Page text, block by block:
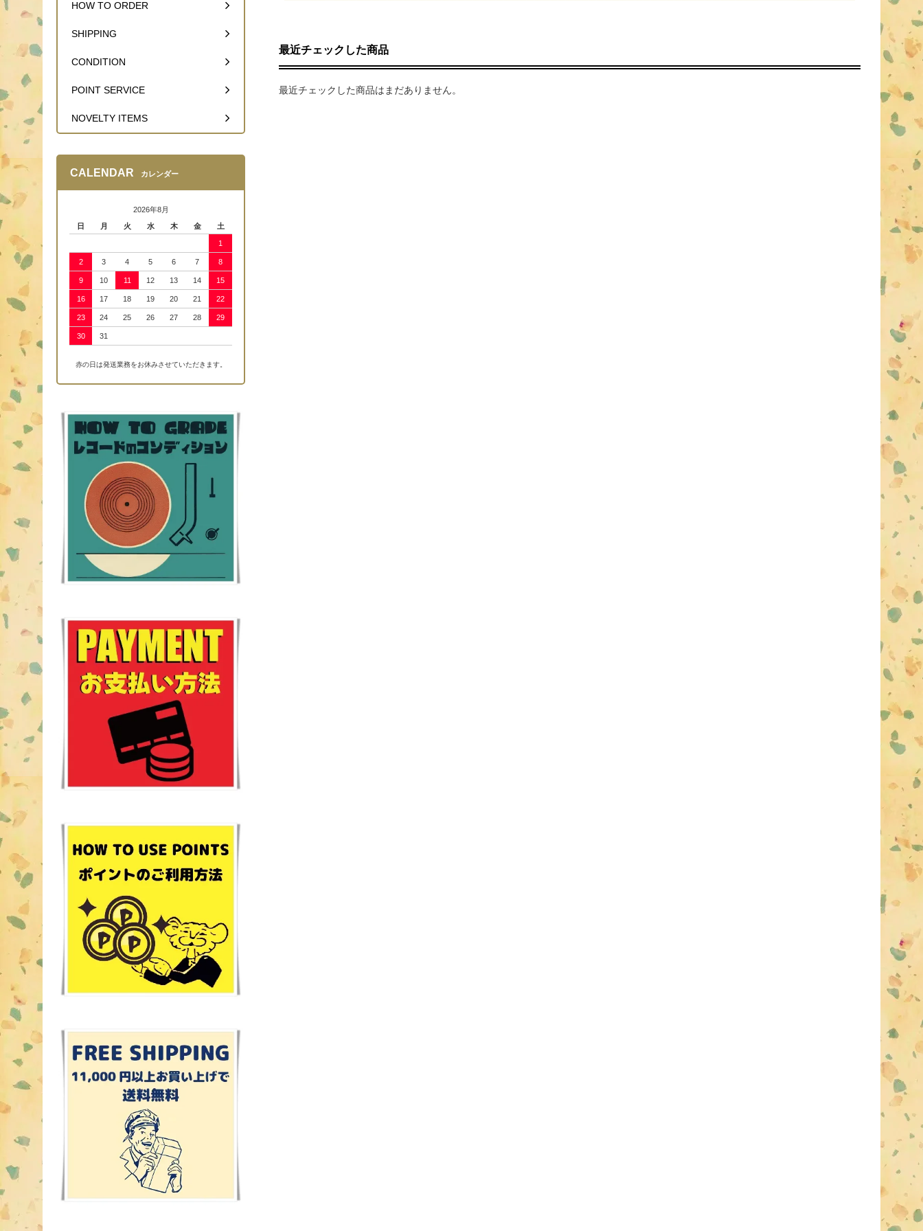
最近チェックした商品
最近チェックした商品はまだありません。
HOW TO ORDER
SHIPPING
CONDITION
POINT SERVICE
NOVELTY ITEMS
CALENDAR カレンダー
2026年8月
日
月 火 水 木 金 土
1
2 3 4 5 6 7 8
9 10 11 12 13 14 15
16 17 18 19 20 21 22
23 24 25 26 27 28 29
30 31
赤の日は発送業務をお休みさせていただきます。